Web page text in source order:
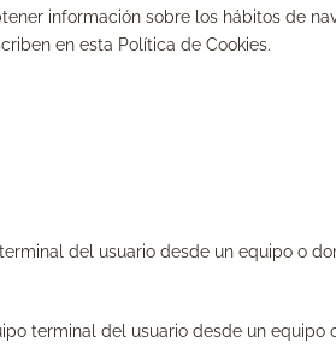
información sobre los hábitos de
en esta Política de Cookies.
del usuario desde un equipo o
terminal del usuario desde un